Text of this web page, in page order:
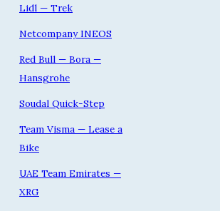
Lidl — Trek
Netcompany INEOS
Red Bull — Bora —
Hansgrohe
Soudal Quick-Step
Team Visma — Lease a
Bike
UAE Team Emirates —
XRG